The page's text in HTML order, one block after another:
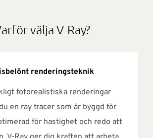
välja V-Ray?
renderingsteknik
fotorealistiska renderingar
en ray tracer som är byggd för
för hastighet och redo att